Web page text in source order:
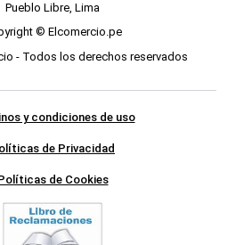
Pueblo Libre, Lima
© Elcomercio.pe
- Todos los derechos reservados
y condiciones de uso
de Privacidad
de Cookies